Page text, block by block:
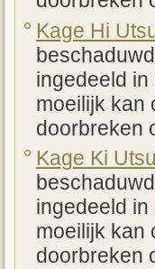
Kage Hi
ingedeeld
moeilijk kan
doorbreken
Kage Ki
ingedeeld
moeilijk kan
doorbreken